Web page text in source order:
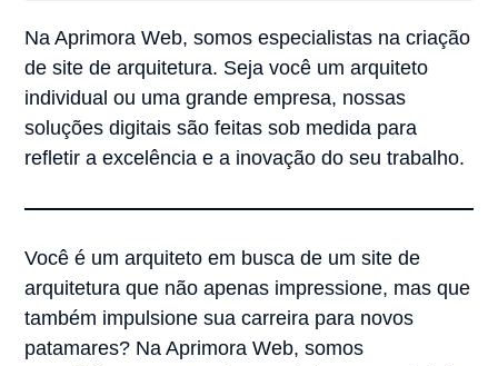
Na Aprimora Web, somos especialistas na criação
de site de arquitetura. Seja você um arquiteto
individual ou uma grande empresa, nossas
soluções digitais são feitas sob medida para
refletir a excelência e a inovação do seu trabalho.
Você é um arquiteto em busca de um site de
arquitetura que não apenas impressione, mas que
também impulsione sua carreira para novos
patamares? Na Aprimora Web, somos